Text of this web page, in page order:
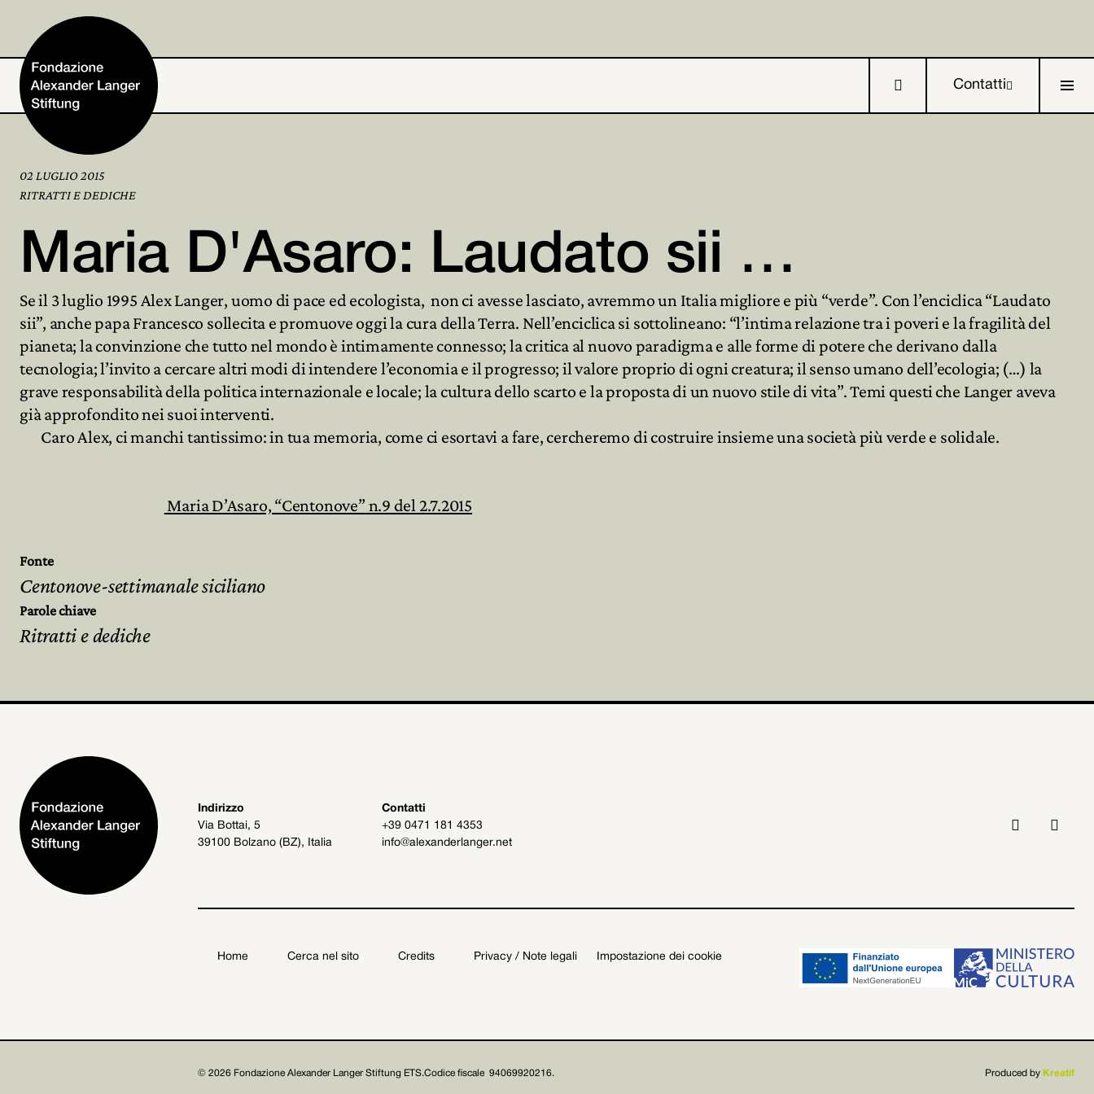
Home
Fondazione
Attività e progetti
Alexander Langer
Archivio
 Contatti
02 LUGLIO 2015
RITRATTI E DEDICHE
Maria D'Asaro: Laudato sii …
Se il 3 luglio 1995 Alex Langer, uomo di pace ed ecologista, non ci avesse lasciato, avremmo un Italia migliore e più “verde”. Con l’enciclica “Laudato
sii”, anche papa Francesco sollecita e promuove oggi la cura della Terra. Nell’enciclica si sottolineano: “l’intima relazione tra i poveri e la fragilità del
pianeta; la convinzione che tutto nel mondo è intimamente connesso; la critica al nuovo paradigma e alle forme di potere che derivano dalla
tecnologia; l’invito a cercare altri modi di intendere l’economia e il progresso; il valore proprio di ogni creatura; il senso umano dell’ecologia; (…) la
grave responsabilità della politica internazionale e locale; la cultura dello scarto e la proposta di un nuovo stile di vita”. Temi questi che Langer aveva
già approfondito nei suoi interventi.
Caro Alex, ci manchi tantissimo: in tua memoria, come ci esortavi a fare, cercheremo di costruire insieme una società più verde e solidale.
Maria D’Asaro, “Centonove” n.9 del 2.7.2015
Fonte
Centonove-settimanale siciliano
Parole chiave
Ritratti e dediche
Indirizzo
Via Bottai, 5
39100 Bolzano (BZ), Italia
Contatti
+39 0471 181 4353
info@alexanderlanger.net
 
Home Cerca nel sito Credits Privacy / Note legali Impostazione dei cookie
© 2026 Fondazione Alexander Langer Stiftung ETS.Codice fiscale 94069920216. Produced by Kreatif